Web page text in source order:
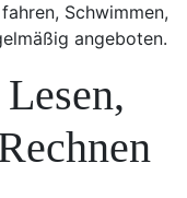
Schwimmen,
angeboten.